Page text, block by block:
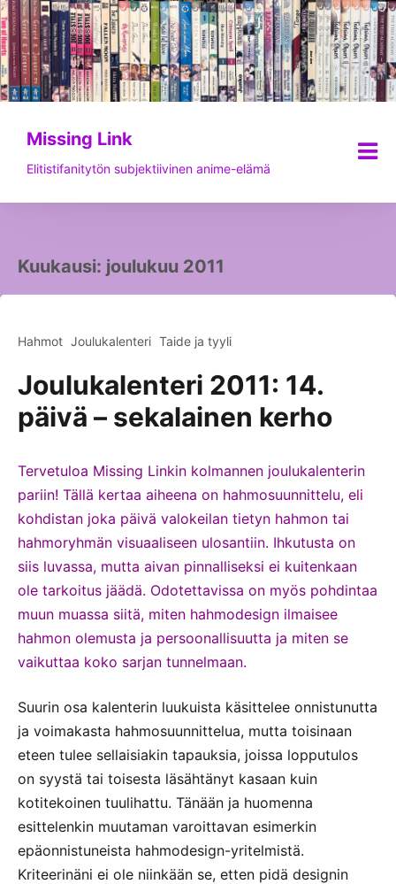
Siirry
sisältöön
Missing Link
Elitistifanitytön subjektiivinen anime-elämä
Kuukausi: joulukuu 2011
Hahmot Joulukalenteri Taide ja tyyli
Joulukalenteri 2011: 14.
päivä – sekalainen kerho
Tervetuloa Missing Linkin kolmannen joulukalenterin
pariin! Tällä kertaa aiheena on hahmosuunnittelu, eli
kohdistan joka päivä valokeilan tietyn hahmon tai
hahmoryhmän visuaaliseen ulosantiin. Ihkutusta on
siis luvassa, mutta aivan pinnalliseksi ei kuitenkaan
ole tarkoitus jäädä. Odotettavissa on myös pohdintaa
muun muassa siitä, miten hahmodesign ilmaisee
hahmon olemusta ja persoonallisuutta ja miten se
vaikuttaa koko sarjan tunnelmaan.
Suurin osa kalenterin luukuista käsittelee onnistunutta
ja voimakasta hahmosuunnittelua, mutta toisinaan
eteen tulee sellaisiakin tapauksia, joissa lopputulos
on syystä tai toisesta läsähtänyt kasaan kuin
kotitekoinen tuulihattu. Tänään ja huomenna
esittelenkin muutaman varoittavan esimerkin
epäonnistuneista hahmodesign-yritelmistä.
Kriteerinäni ei ole niinkään se, etten pidä designin